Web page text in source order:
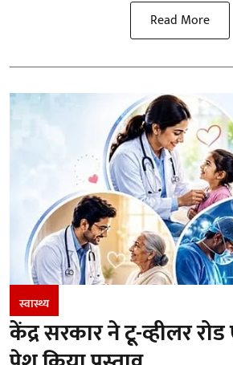
Read More
स्वास्थ्य
केंद्र सरकार ने टू-व्हीलर